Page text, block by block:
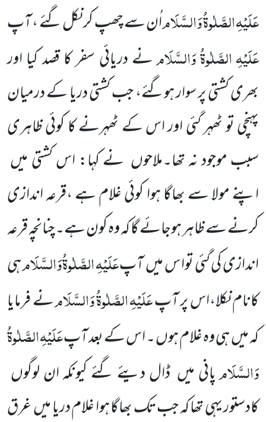
عَلَیْہِالصَّلٰوۃُوَالسَّلَاماُن سے چھپ کر نکل گئے ، آپ
عَلَیْہِالصَّلٰوۃُوَالسَّلَامنے دریائی سفر کا قصد کیا اور
بھری کشتی پر سوار ہوگئے، جب کشتی دریا کے درمیان
پہنچی تو ٹھہر گئی اور اس کے ٹھہرنے کا کوئی ظاہری
سبب موجود نہ تھا۔ملاحوں نے کہا: اس کشتی میں
اپنے مولا سے بھاگا ہواکوئی غلام ہے ،قرعہ اندازی
کرنے سے ظاہر ہوجائے گا کہ وہ کون ہے۔ چنانچہ قرعہ
اندازی کی گئی توا س میںآپعَلَیْہِالصَّلٰوۃُوَالسَّلَامہی
کانام نکلا،اس پر آپعَلَیْہِالصَّلٰوۃُوَالسَّلَامنے فرمایا
کہ میںہی وہ غلام ہوں ۔ اس کے بعد آپعَلَیْہِالصَّلٰوۃُ
وَالسَّلَامپانی میں ڈال دیئے گئے کیونکہ ان لوگوں
کادستور یہی تھا کہ جب تک بھاگا ہوا غلام دریا میںغرق